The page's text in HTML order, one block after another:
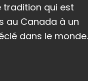
tradition qui est
au Canada à un
dans le monde.